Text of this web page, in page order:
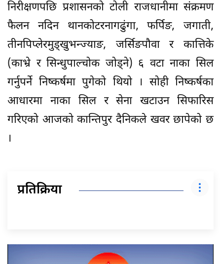
निरीक्षणपछि प्रशासनको टोली राजधानीमा संक्रमण
फैलन नदिन थानकोटरनागढुंगा, फर्पिङ, जगाती,
तीनपिप्लेरमुड्खुभन्ज्याङ, जर्सिङपौवा र कात्तिके
(काभ्रे र सिन्धुपाल्चोक जोड्ने) ६ वटा नाका सिल
गर्नुपर्ने निष्कर्षमा पुगेको थियो । सोही निष्कर्षका
आधारमा नाका सिल र सेना खटाउन सिफारिस
गरिएको आजको कान्तिपुर दैनिकले खवर छापेको छ
।
प्रतिक्रिया